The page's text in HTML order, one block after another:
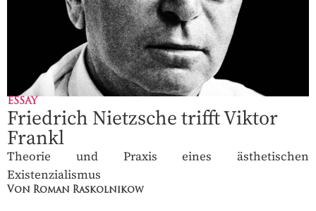
ESSAY
Friedrich Nietzsche trifft Viktor
Frankl
Theorie und Praxis eines ästhetischen
Existenzialismus
Von Roman Raskolnikow